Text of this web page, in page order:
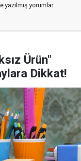
yazılmış yorumlar
Ürün"
Dikkat!